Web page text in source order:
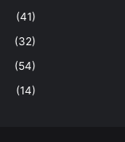
(41)
(32)
(54)
(14)